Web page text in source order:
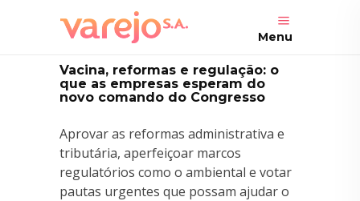
Menu
Vacina, reformas e regulação: o
que as empresas esperam do
novo comando do Congresso
Aprovar as reformas administrativa e
tributária, aperfeiçoar marcos
regulatórios como o ambiental e votar
pautas urgentes que possam ajudar o